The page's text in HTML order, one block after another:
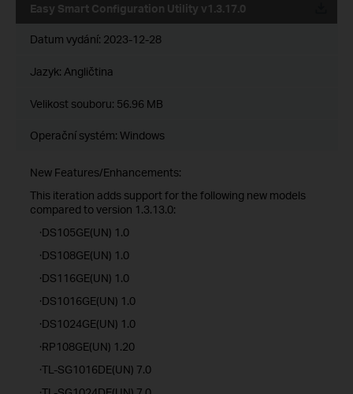
Easy Smart Configuration Utility v1.3.17.0
Datum vydání: 2023-12-28
Jazyk: Angličtina
Velikost souboru: 56.96 MB
Operační systém: Windows
New Features/Enhancements:
This iteration adds support for the following new models
compared to version 1.3.13.0:
·DS105GE(UN) 1.0
·DS108GE(UN) 1.0
·DS116GE(UN) 1.0
·DS1016GE(UN) 1.0
·DS1024GE(UN) 1.0
·RP108GE(UN) 1.20
·TL-SG1016DE(UN) 7.0